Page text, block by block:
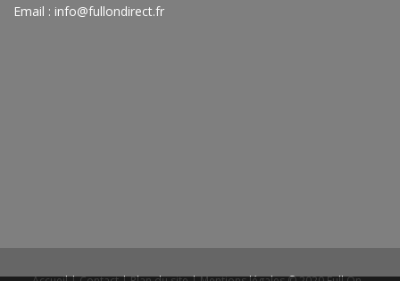
Email : info@fullondirect.fr